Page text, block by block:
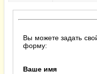
Вы можете задать
форму:
Ваше имя